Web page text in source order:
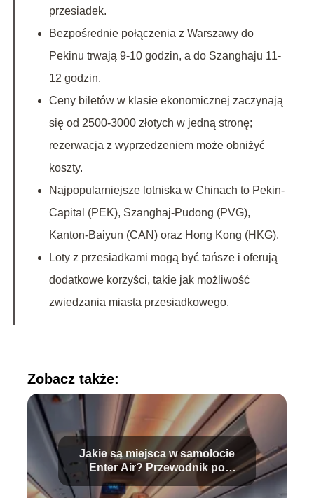
przesiadek.
Bezpośrednie połączenia z Warszawy do
Pekinu trwają 9-10 godzin, a do Szanghaju 11-
12 godzin.
Ceny biletów w klasie ekonomicznej zaczynają
się od 2500-3000 złotych w jedną stronę;
rezerwacja z wyprzedzeniem może obniżyć
koszty.
Najpopularniejsze lotniska w Chinach to Pekin-
Capital (PEK), Szanghaj-Pudong (PVG),
Kanton-Baiyun (CAN) oraz Hong Kong (HKG).
Loty z przesiadkami mogą być tańsze i oferują
dodatkowe korzyści, takie jak możliwość
zwiedzania miasta przesiadkowego.
Zobacz także:
Jakie są miejsca w samolocie
Enter Air? Przewodnik po
Boeing 737-800